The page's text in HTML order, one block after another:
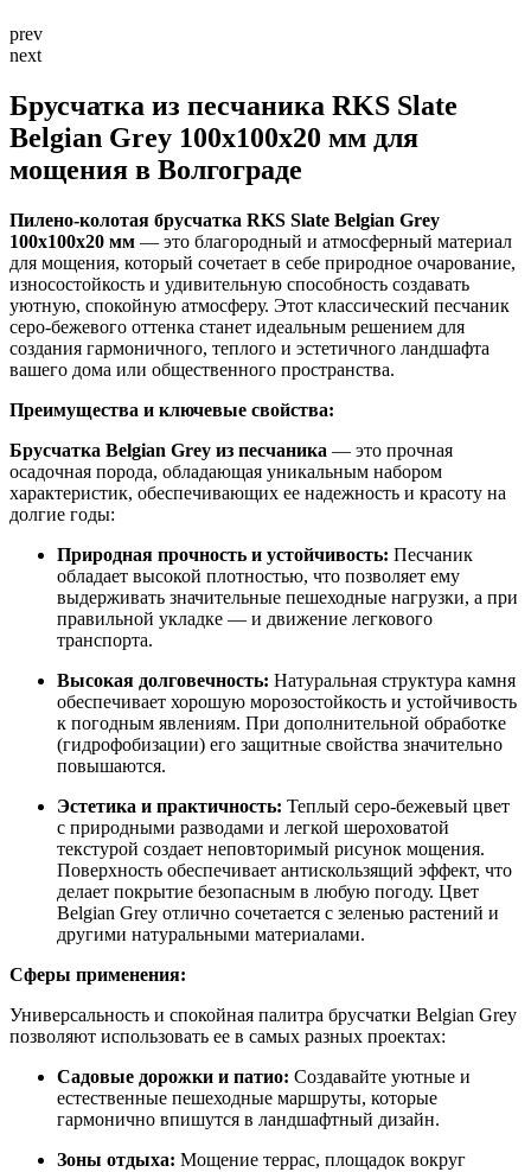
prev
next
Брусчатка из песчаника RKS Slate
Belgian Grey 100x100x20 мм для
мощения в Волгограде
Пилено-колотая брусчатка RKS Slate Belgian Grey
100x100x20 мм — это благородный и атмосферный материал
для мощения, который сочетает в себе природное очарование,
износостойкость и удивительную способность создавать
уютную, спокойную атмосферу. Этот классический песчаник
серо-бежевого оттенка станет идеальным решением для
создания гармоничного, теплого и эстетичного ландшафта
вашего дома или общественного пространства.
Преимущества и ключевые свойства:
Брусчатка Belgian Grey из песчаника — это прочная
осадочная порода, обладающая уникальным набором
характеристик, обеспечивающих ее надежность и красоту на
долгие годы:
Природная прочность и устойчивость: Песчаник
обладает высокой плотностью, что позволяет ему
выдерживать значительные пешеходные нагрузки, а при
правильной укладке — и движение легкового
транспорта.
Высокая долговечность: Натуральная структура камня
обеспечивает хорошую морозостойкость и устойчивость
к погодным явлениям. При дополнительной обработке
(гидрофобизации) его защитные свойства значительно
повышаются.
Эстетика и практичность: Теплый серо-бежевый цвет
с природными разводами и легкой шероховатой
текстурой создает неповторимый рисунок мощения.
Поверхность обеспечивает антискользящий эффект, что
делает покрытие безопасным в любую погоду. Цвет
Belgian Grey отлично сочетается с зеленью растений и
другими натуральными материалами.
Сферы применения:
Универсальность и спокойная палитра брусчатки Belgian Grey
позволяют использовать ее в самых разных проектах:
Садовые дорожки и патио: Создавайте уютные и
естественные пешеходные маршруты, которые
гармонично впишутся в ландшафтный дизайн.
Зоны отдыха: Мощение террас, площадок вокруг